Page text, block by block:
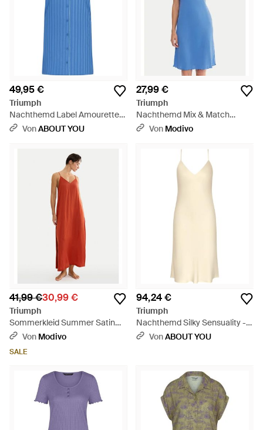
49,95 €
Triumph
Nachthemd Label Amourette
Jacquard - Blau
VonABOUT YOU
27,99 €
Triumph
Nachthemd Mix & Match
10227255 Regular Fit - Blau
Von Modivo
41,99 €30,99 €
Triumph
Sommerkleid Summer Satin
10227240 Relaxed Fit - Rot
Von Modivo
SALE
94,24 €
Triumph
Nachthemd Silky Sensuality -
WeißVonABOUT YOU